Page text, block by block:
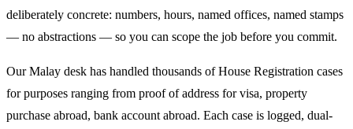
deliberately concrete: numbers, hours, named offices, named stamps
— no abstractions — so you can scope the job before you commit.
Our Malay desk has handled thousands of House Registration cases
for purposes ranging from proof of address for visa, property
purchase abroad, bank account abroad. Each case is logged, dual-